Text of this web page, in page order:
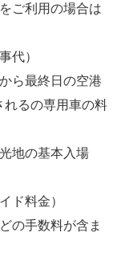
ご利用の場合は
代）
ら最終日の空港
れるの専用車の料
地の基本入場
ド料金）
の手数料が含ま